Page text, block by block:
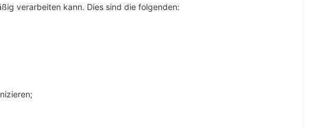
verarbeiten kann. Dies sind die folgenden: